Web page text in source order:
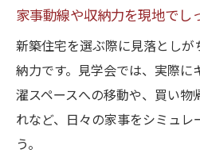
家事動線や収納力を現地でし
新築住宅を選ぶ際に見落とし
納力です。見学会では、実際
濯スペースへの移動や、買い
れなど、日々の家事をシミュレ
う。